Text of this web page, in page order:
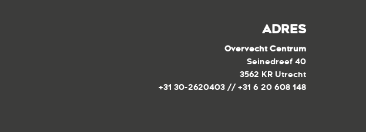
ADRES
Overvecht Centrum
Seinedreef 40
3562 KR Utrecht
+31 30-2620403 // +31 6 20 608 148